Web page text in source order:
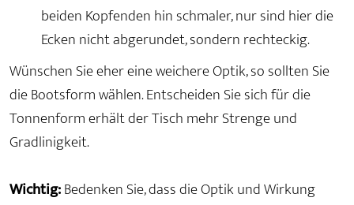
beiden Kopfenden hin schmaler, nur sind hier die
Ecken nicht abgerundet, sondern rechteckig.
Wünschen Sie eher eine weichere Optik, so sollten Sie
die Bootsform wählen. Entscheiden Sie sich für die
Tonnenform erhält der Tisch mehr Strenge und
Gradlinigkeit.
Wichtig:Bedenken Sie, dass die Optik und Wirkung